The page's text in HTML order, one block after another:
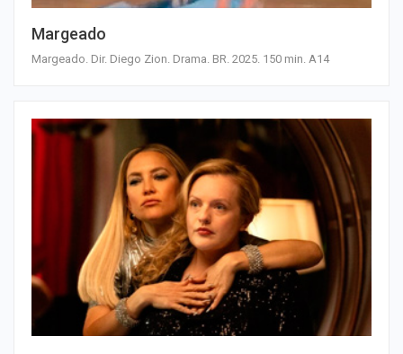
Margeado
Margeado. Dir. Diego Zion. Drama. BR. 2025. 150 min. A14